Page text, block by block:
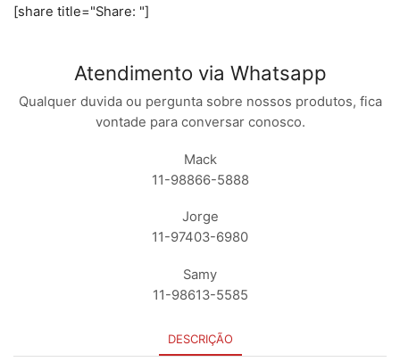
[share title="Share: "]
Atendimento via Whatsapp
Qualquer duvida ou pergunta sobre nossos produtos, fica
vontade para conversar conosco.
Mack
11-98866-5888
Jorge
11-97403-6980
Samy
11-98613-5585
DESCRIÇÃO